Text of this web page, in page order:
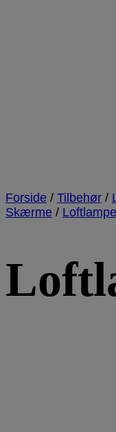
Forside / Tilbehør /
Skærme /